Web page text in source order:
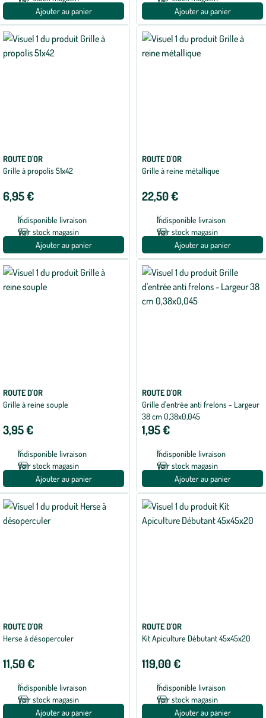
Ajouter au panier
Ajouter au panier
ROUTE D'OR
Grille à propolis 51x42
6,95 €
Indisponible livraison
Voir stock magasin
Ajouter au panier
ROUTE D'OR
Grille à reine métallique
22,50 €
Indisponible livraison
Voir stock magasin
Ajouter au panier
ROUTE D'OR
Grille à reine souple
3,95 €
Indisponible livraison
Voir stock magasin
Ajouter au panier
ROUTE D'OR
Grille d'entrée anti frelons - Largeur
38 cm 0,38x0,045
1,95 €
Indisponible livraison
Voir stock magasin
Ajouter au panier
ROUTE D'OR
Herse à désoperculer
11,50 €
Indisponible livraison
Voir stock magasin
Ajouter au panier
ROUTE D'OR
Kit Apiculture Débutant 45x45x20
119,00 €
Indisponible livraison
Voir stock magasin
Ajouter au panier